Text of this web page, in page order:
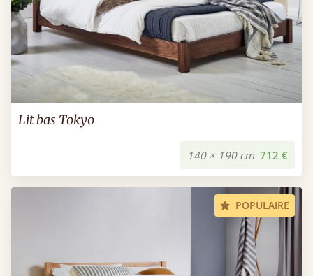
Lit bas Tokyo
140 × 190 cm 712 €
POPULAIRE